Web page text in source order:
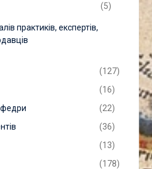
(5)
практиків, експертів,
(127)
(16)
(22)
(36)
(13)
(178)